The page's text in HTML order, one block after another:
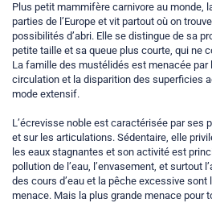
Plus petit mammifère carnivore au monde,
parties de l’Europe et vit partout où on
possibilités d’abri. Elle se distingue de sa
petite taille et sa queue plus courte, qui ne
La famille des mustélidés est menacée par
circulation et la disparition des superficies
mode extensif.
L’écrevisse noble est caractérisée par ses
et sur les articulations. Sédentaire, elle
les eaux stagnantes et son activité est
pollution de l’eau, l’envasement, et surtout
des cours d’eau et la pêche excessive
menace. Mais la plus grande menace pour